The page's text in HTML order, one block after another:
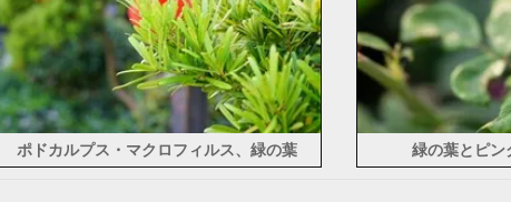
ポドカルプス・マクロフィルス、緑の葉 緑の葉とピン